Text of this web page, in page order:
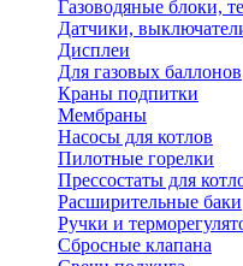
Газоводяные блоки,
Датчики,
Дисплеи
Для газовых баллонов
Краны подпитки
Мембраны
Насосы для котлов
Пилотные горелки
Прессостаты для
Расширительные баки
Ручки и
Сбросные клапана